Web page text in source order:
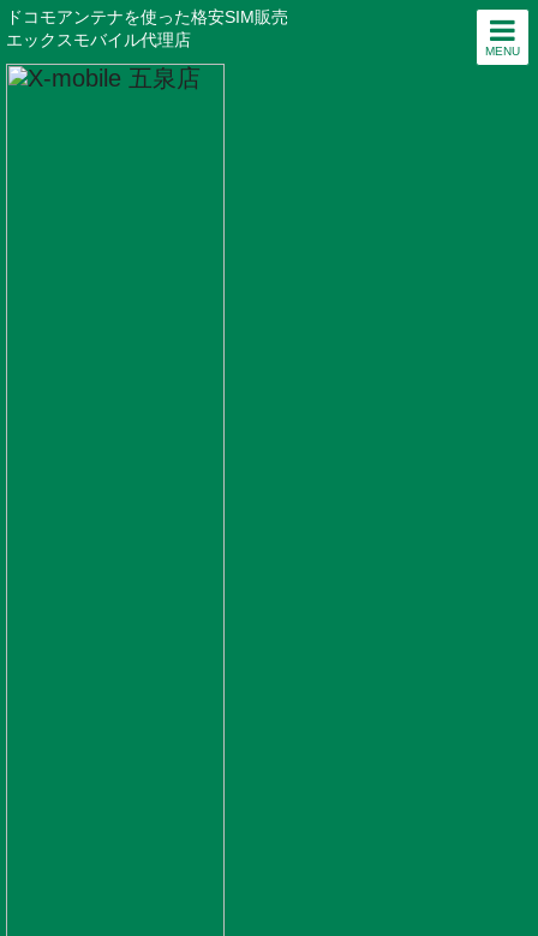
MENU
ドコモアンテナを使った格安SIM販売
エックスモバイル代理店